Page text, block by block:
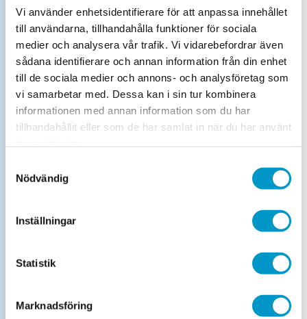
Vi använder enhetsidentifierare för att anpassa innehållet
till användarna, tillhandahålla funktioner för sociala
medier och analysera vår trafik. Vi vidarebefordrar även
sådana identifierare och annan information från din enhet
till de sociala medier och annons- och analysföretag som
vi samarbetar med. Dessa kan i sin tur kombinera
informationen med annan information som du har
tillhandahållit eller som de har samlat in när du har använt
Nödvändig
Inställningar
Statistik
Marknadsföring
Obokad efterkontroll släp
Släp maxvikt 1 000 kg (OBS! Släp får ej
vara tungt lastat vid besiktning).
Drop-in-kontrollbesiktning lätt lastbil
Drop-in släp
Släp maxvikt 1 000 kg (OBS! Släp får ej
vara tungt lastat vid besiktning).
Köp- & Säljtest